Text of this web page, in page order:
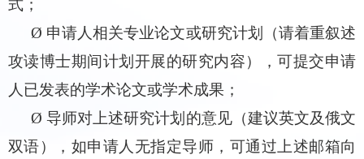
式；
Ø 申请人相关专业论文或研究计划（请着重叙述
攻读博士期间计划开展的研究内容），可提交申请
人已发表的学术论文或学术成果；
Ø导师对上述研究计划的意见（建议英文及俄文
双语），如申请人无指定导师，可通过上述邮箱向